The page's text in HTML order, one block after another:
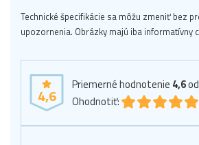
Technické špecifikácie sa môžu zmeniť bez
upozornenia. Obrázky majú iba informatívny
4,6
Priemerné hodnotenie 4,6od
Ohodnotiť: